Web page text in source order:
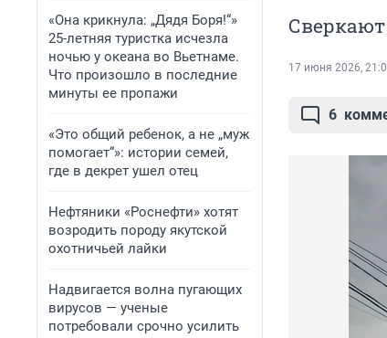
«Она крикнула: „Дядя Боря!“»
25-летняя туристка исчезла
ночью у океана во Вьетнаме.
Что произошло в последние
минуты ее пропажи
«Это общий ребенок, а не „муж
помогает“»: истории семей,
где в декрет ушел отец
Нефтяники «Роснефти» хотят
возродить породу якутской
охотничьей лайки
Надвигается волна пугающих
вирусов — ученые
потребовали срочно усилить
17 июня 2026,
6